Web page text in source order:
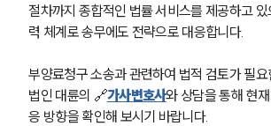
절차까지 종합적인 법률 서비스를 제공하고
력 체계로 송무에도 전략으로 대응합니다.
부양료청구 소송과 관련하여 법적 검토가 필
법인 대륜의 🔗가사변호사와 상담을 통해 현
응 방향을 확인해 보시기 바랍니다.